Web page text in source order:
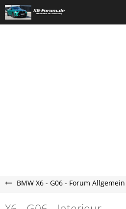
BMW X6 - G06 - Forum Allgemein